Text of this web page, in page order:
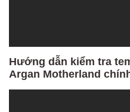
Hướng dẫn kiểm tra
Argan Motherland